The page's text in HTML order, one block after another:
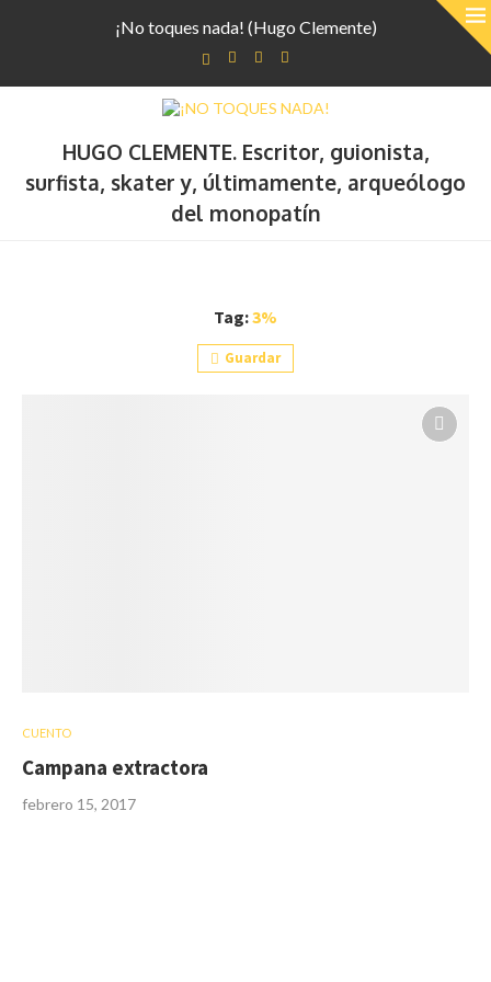
¡No toques nada! (Hugo Clemente)
HUGO CLEMENTE. Escritor, guionista,
surfista, skater y, últimamente, arqueólogo
del monopatín
Tag:3%
Guardar
CUENTO
Campana extractora
febrero 15, 2017